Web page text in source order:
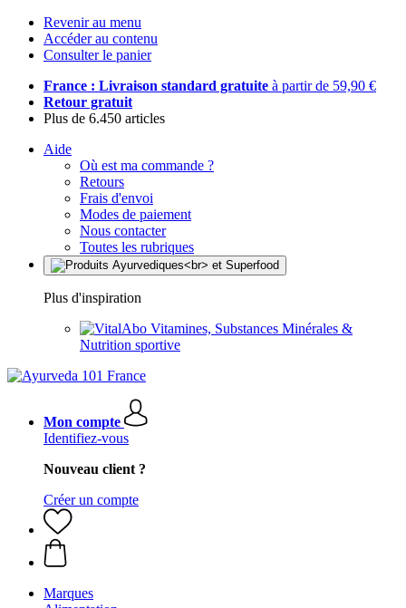
Revenir au menu
Accéder au contenu
Consulter le panier
France : Livraison standard gratuite à partir de 59,90 €
Retour gratuit
Plus de 6.450 articles
Aide
Où est ma commande ?
Retours
Frais d'envoi
Modes de paiement
Nous contacter
Toutes les rubriques
Plus d'inspiration
Vitamines, Substances Minérales &
Nutrition sportive
Mon compte
Identifiez-vous
Nouveau client ?
Créer un compte
Marques